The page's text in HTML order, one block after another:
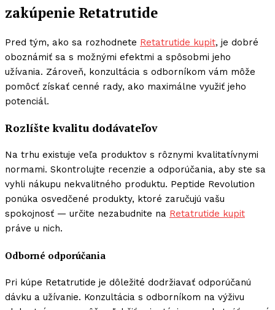
zakúpenie Retatrutide
Pred tým, ako sa rozhodnete Retatrutide kupit, je dobré
oboznámiť sa s možnými efektmi a spôsobmi jeho
užívania. Zároveň, konzultácia s odborníkom vám môže
pomôcť získať cenné rady, ako maximálne využiť jeho
potenciál.
Rozlíšte kvalitu dodávateľov
Na trhu existuje veľa produktov s rôznymi kvalitatívnymi
normami. Skontrolujte recenzie a odporúčania, aby ste sa
vyhli nákupu nekvalitného produktu. Peptide Revolution
ponúka osvedčené produkty, ktoré zaručujú vašu
spokojnosť — určite nezabudnite na Retatrutide kupit
práve u nich.
Odborné odporúčania
Pri kúpe Retatrutide je dôležité dodržiavať odporúčanú
dávku a užívanie. Konzultácia s odborníkom na výživu